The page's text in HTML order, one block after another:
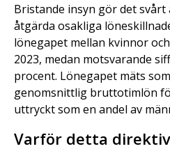
Bristande insyn gör det svårt
åtgärda osakliga
lönegapet mellan kvinnor
2023, medan motsvarande
procent. Lönegapet mäts
genomsnittlig bruttotimlön
uttryckt som en andel av
Varför detta